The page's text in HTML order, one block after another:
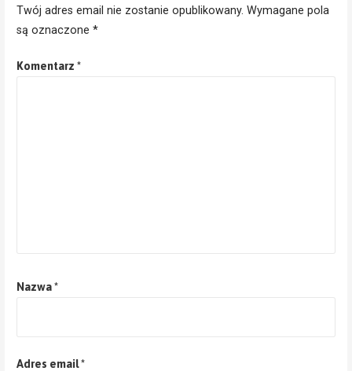
Twój adres email nie zostanie opublikowany. Wymagane pola
są oznaczone *
Komentarz *
Nazwa*
Adres email*